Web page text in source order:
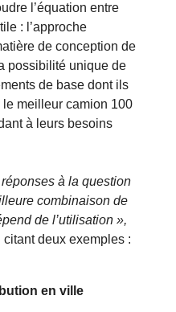
l’équation entre
: l’approche
de conception de
possibilité unique de
de base dont ils
meilleur camion 100
à leurs besoins
à la question
combinaison de
de l’utilisation »,
deux exemples :
en ville